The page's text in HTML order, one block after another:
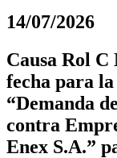
14/07/2026
Causa Rol
fecha para
“Demanda
contra
Enex S.A.”